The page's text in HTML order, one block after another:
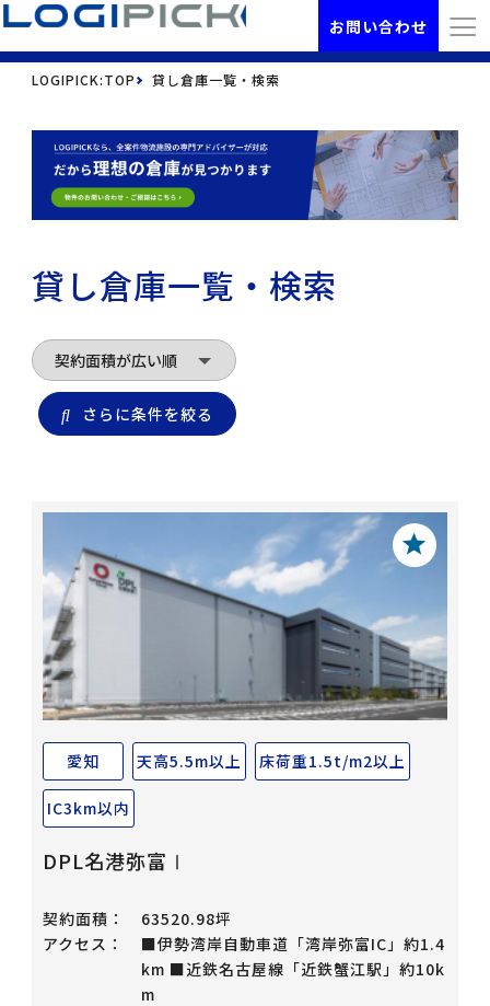
お問い合わせ
LOGIPICK:TOP 貸し倉庫一覧・検索
貸し倉庫一覧・検索
さらに条件を絞る
愛知 天高5.5m以上 床荷重1.5t/m2以上
IC3km以内
DPL名港弥富Ⅰ
契約面積：
63520.98坪
アクセス：
■伊勢湾岸自動車道「湾岸弥富IC」約1.4
km ■近鉄名古屋線「近鉄蟹江駅」約10k
m